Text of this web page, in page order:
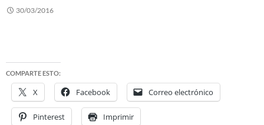
30/03/2016
COMPARTE ESTO:
X Facebook Correo electrónico
Pinterest Imprimir